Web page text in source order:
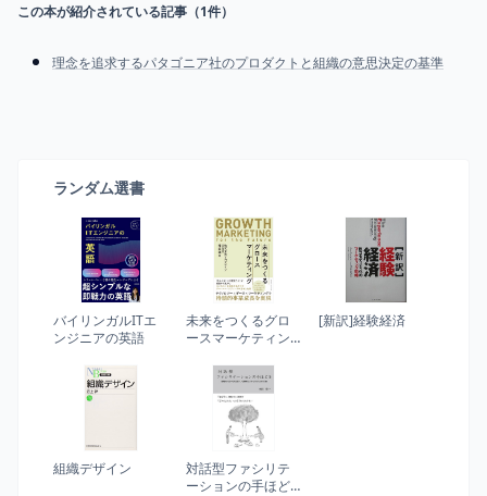
この本が紹介されている記事（1件）
理念を追求するパタゴニア社のプロダクトと組織の意思決定の基準
ランダム選書
バイリンガルITエ
ンジニアの英語
未来をつくるグロ
ースマーケティン
[新訳]経験経済
組織デザイン
対話型ファシリテ
ーションの手ほど